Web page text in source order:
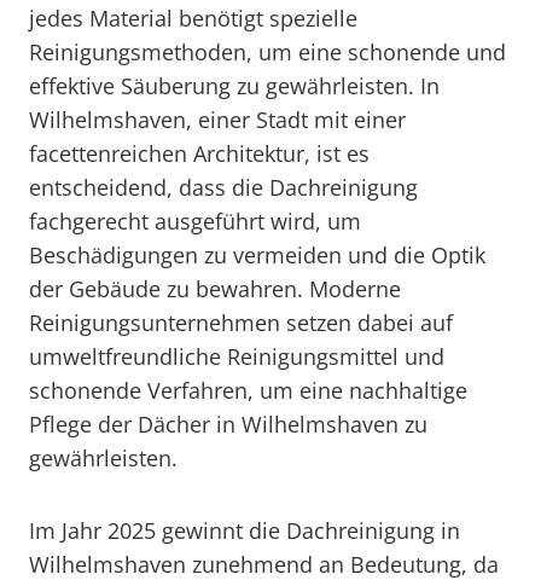
jedes Material benötigt spezielle
Reinigungsmethoden, um eine schonende und
effektive Säuberung zu gewährleisten. In
Wilhelmshaven, einer Stadt mit einer
facettenreichen Architektur, ist es
entscheidend, dass die Dachreinigung
fachgerecht ausgeführt wird, um
Beschädigungen zu vermeiden und die Optik
der Gebäude zu bewahren. Moderne
Reinigungsunternehmen setzen dabei auf
umweltfreundliche Reinigungsmittel und
schonende Verfahren, um eine nachhaltige
Pflege der Dächer in Wilhelmshaven zu
gewährleisten.
Im Jahr 2025 gewinnt die Dachreinigung in
Wilhelmshaven zunehmend an Bedeutung, da